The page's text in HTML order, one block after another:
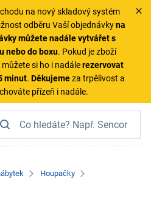
na nový skladový systém
odběru Vaší objednávkyna
můžete nadále vytvářet s
nebo do boxu. Pokud je zboží
si ho i nadálerezervovat
minut. Děkujemeza trpělivost a
přízeň i nadále.
Houpačky